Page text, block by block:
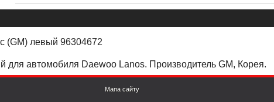
(GM) левый 96304672
для автомобиля Daewoo Lanos. Производитель GM, Корея.
Мапа сайту